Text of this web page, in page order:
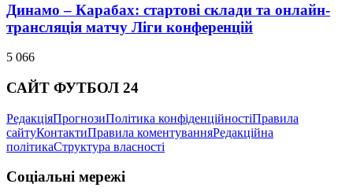
Динамо – Карабах: стартові склади та онлайн-
трансляція матчу Ліги конференцій
5 066
САЙТ ФУТБОЛ 24
РедакціяПрогнозиПолітика конфіденційностіПравила
сайтуКонтактиПравила коментуванняРедакційна
політикаСтруктура власності
Соціальні мережі